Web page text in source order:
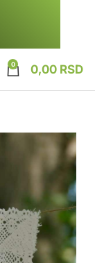
0 0,00 RSD